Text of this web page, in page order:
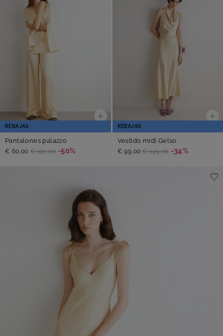
REBAJAS
Pantalones palazzo
€ 60,00 € 120,00 -50%
REBAJAS
Vestido midi Gelso
€ 99,00 € 149,00 -34%